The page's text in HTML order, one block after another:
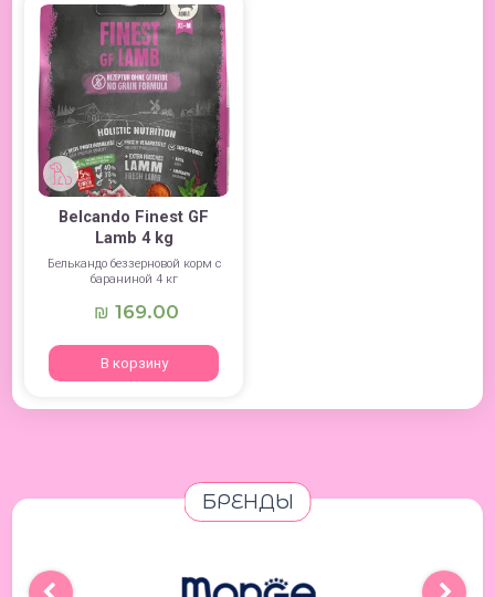
Belcando Finest GF
Lamb 4 kg
Белькандо беззерновой корм с
бараниной 4 кг
₪ 169.00
В корзину
БРЕНДЫ